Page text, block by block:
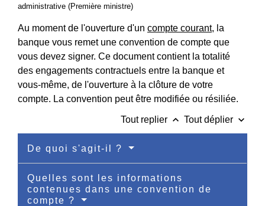
administrative (Première ministre)
Au moment de l'ouverture d'un compte courant, la
banque vous remet une convention de compte que
vous devez signer. Ce document contient la totalité
des engagements contractuels entre la banque et
vous-même, de l'ouverture à la clôture de votre
compte. La convention peut être modifiée ou résiliée.
Tout replier keyboard_arrow_up Tout déplier keyboard_arrow_down
De quoi s'agit-il ?
Quelles sont les informations
contenues dans une convention de
compte ?